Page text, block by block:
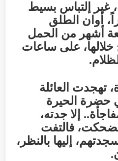
غير إلتباس بسيط
أوان الطلق
أشهر من الحمل
خلالها، على ساعات
.
تهجدت العائلة
حضرة الحيرة
إلا جدته،
فضحكت، فالتفت
إليها بالنظر،
.